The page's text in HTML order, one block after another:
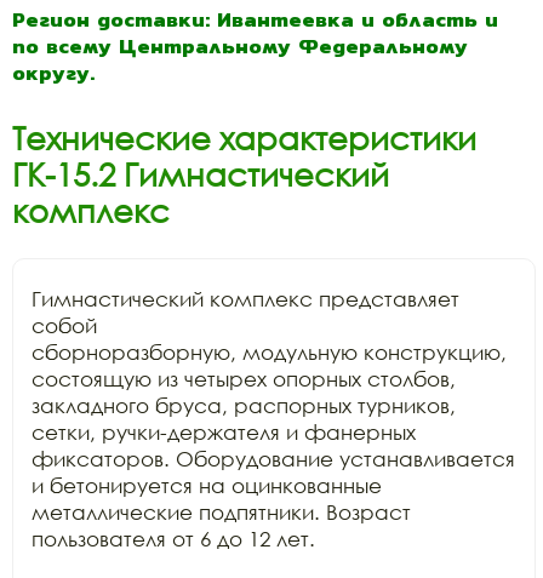
Регион доставки: Ивантеевка и область и
по всему Центральному Федеральному
округу.
Технические характеристики
ГК-15.2 Гимнастический
комплекс
Гимнастический комплекс представляет
собой
сборноразборную, модульную конструкцию,
состоящую из четырех опорных столбов,
закладного бруса, распорных турников,
сетки, ручки-держателя и фанерных
фиксаторов. Оборудование устанавливается
и бетонируется на оцинкованные
металлические подпятники. Возраст
пользователя от 6 до 12 лет.